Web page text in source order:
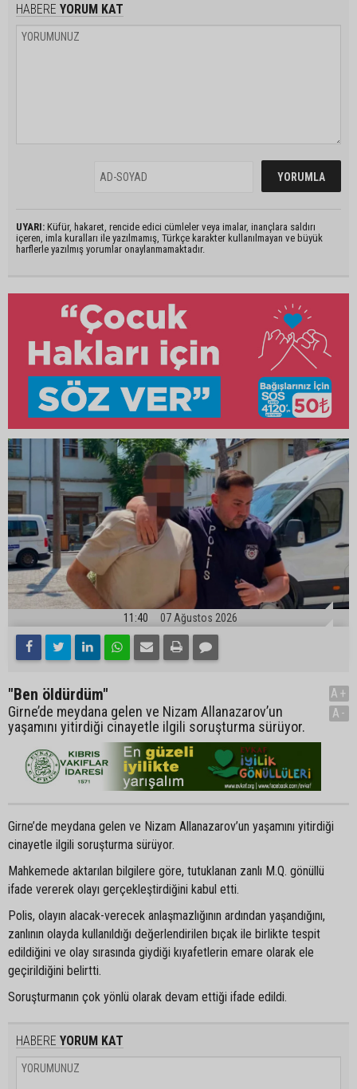
HABERE YORUM KAT
UYARI: Küfür, hakaret, rencide edici cümleler veya imalar, inançlara saldırı
içeren, imla kuralları ile yazılmamış, Türkçe karakter kullanılmayan ve büyük
harflerle yazılmış yorumlar onaylanmamaktadır.
11:40 07 Ağustos 2026
"Ben öldürdüm"
Girne’de meydana gelen ve Nizam Allanazarov’un
yaşamını yitirdiği cinayetle ilgili soruşturma sürüyor.
A+
A-
Girne’de meydana gelen ve Nizam Allanazarov’un yaşamını yitirdiği
cinayetle ilgili soruşturma sürüyor.
Mahkemede aktarılan bilgilere göre, tutuklanan zanlı M.Q. gönüllü
ifade vererek olayı gerçekleştirdiğini kabul etti.
Polis, olayın alacak-verecek anlaşmazlığının ardından yaşandığını,
zanlının olayda kullanıldığı değerlendirilen bıçak ile birlikte tespit
edildiğini ve olay sırasında giydiği kıyafetlerin emare olarak ele
geçirildiğini belirtti.
Soruşturmanın çok yönlü olarak devam ettiği ifade edildi.
HABERE YORUM KAT